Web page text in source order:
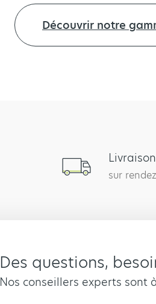
Découvrir notre
sur
Des questions,
Nos conseillers experts sont